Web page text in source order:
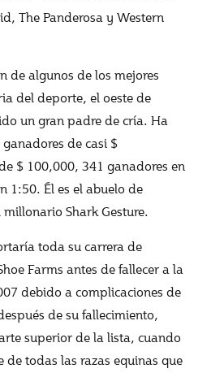
The Panderosa y Western
de algunos de los mejores
del deporte, el oeste de
un gran padre de cría. Ha
de casi $
$ 100,000, 341 ganadores en
1:50. Él es el abuelo de
Shark Gesture.
toda su carrera de
Farms antes de fallecer a la
debido a complicaciones de
de su fallecimiento,
superior de la lista, cuando
de todas las razas equinas que